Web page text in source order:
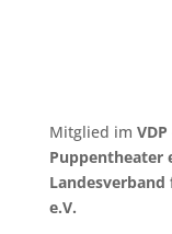
Mitglied im
Puppentheater
e.V.